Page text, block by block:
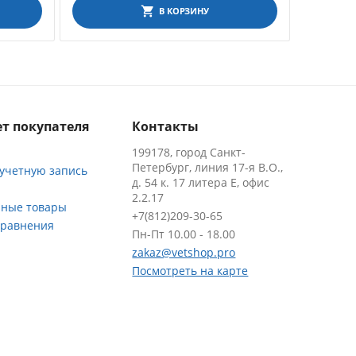
В КОРЗИНУ
покупателя
запись
товары
Контакты
199178, город Санкт-
Петербург, линия 17-я В.О.,
д. 54 к. 17 литера Е, офис
2.2.17
+7(812)209-30-65
Пн-Пт 10.00 - 18.00
zakaz@vetshop.pro
Посмотреть на карте